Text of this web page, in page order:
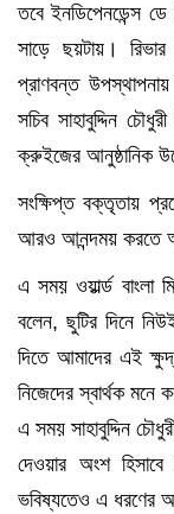
তবে ইনডিপেনডেন্স
সাড়ে ছয়টায়।
প্রাণবন্ত
সচিব সাহাবুদ্দিন
ক্রুইজের আনুষ্ঠানিক
সংক্ষিপ্ত বক্তৃতায়
আরও আনন্দময় করতে
এ সময় ওয়ার্ল্ড বাংলা
বলেন, ছুটির দিনে
দিতে আমাদের এই
নিজেদের স্বার্থক মনে
এ সময় সাহাবুদ্দিন
দেওয়ার অংশ
ভবিষ্যতেও এ ধরণের